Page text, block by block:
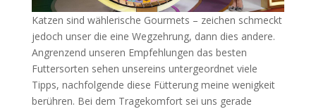
Katzen sind wählerische Gourmets – zeichen schmeckt
jedoch unser die eine Wegzehrung, dann dies andere.
Angrenzend unseren Empfehlungen das besten
Futtersorten sehen unsereins untergeordnet viele
Tipps, nachfolgende diese Fütterung meine wenigkeit
berühren. Bei dem Tragekomfort sei uns gerade